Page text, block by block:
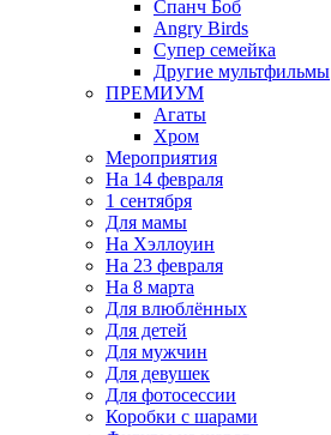
Спанч Боб
Angry Birds
Супер семейка
Другие мультфильмы
ПРЕМИУМ
Агаты
Хром
Мероприятия
На 14 февраля
1 сентября
Для мамы
На Хэллоуин
На 23 февраля
На 8 марта
Для влюблённых
Для детей
Для мужчин
Для девушек
Для фотосессии
Коробки с шарами